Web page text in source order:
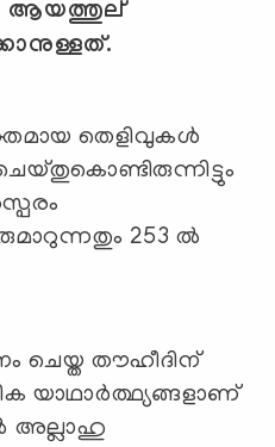
ആയത്തുല്
തെളിവുകള്‍
253 ല്‍
ചെയ്ത തൗഹീദിന്
യാഥാര്‍ത്ഥ്യങ്ങളാണ്
അല്ലാഹു